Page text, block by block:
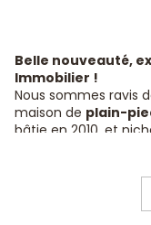
Belle nouveauté,
Immobilier !
Nous sommes ravis
maison de plain-
bâtie en 2010, et
Caractéristiques